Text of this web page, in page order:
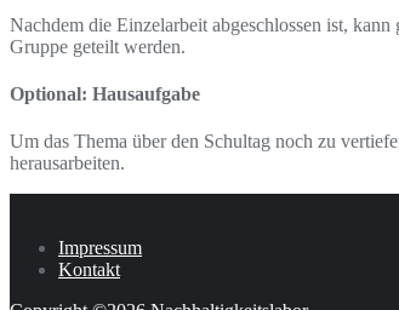
Nachdem die Einzelarbeit abgeschlossen ist,
Gruppe geteilt werden.
Optional: Hausaufgabe
Um das Thema über den Schultag noch zu
herausarbeiten.
Impressum
Kontakt